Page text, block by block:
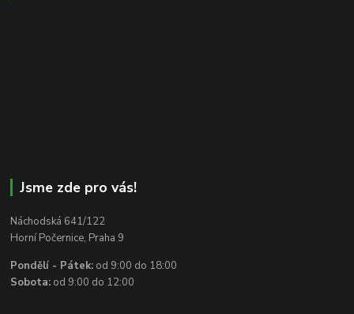
Jsme zde pro vás!
Náchodská 641/122
Horní Počernice, Praha 9
Pondělí - Pátek: od 9:00 do 18:00
Sobota: od 9:00 do 12:00